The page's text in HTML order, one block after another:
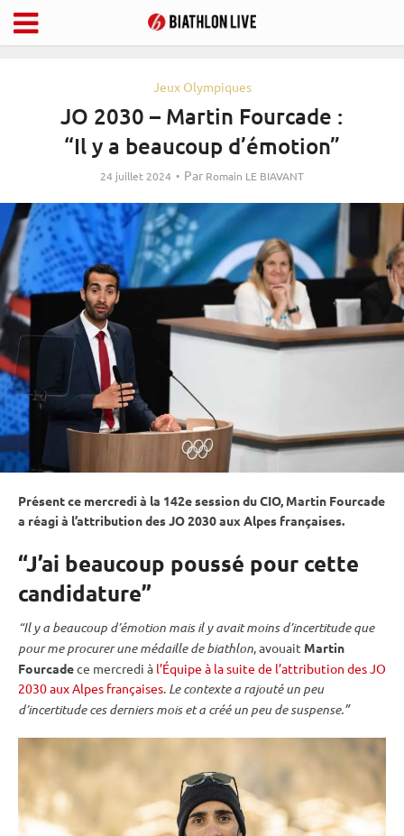
Jeux Olympiques
JO 2030 – Martin Fourcade :
“Il y a beaucoup d’émotion”
24 juillet 2024 Par Romain LE BIAVANT
Présent ce mercredi à la 142e session du CIO, Martin Fourcade
a réagi à l’attribution des JO 2030 aux Alpes françaises.
“J’ai beaucoup poussé pour cette
candidature”
“Il y a beaucoup d’émotion mais il y avait moins d’incertitude que
pour me procurer une médaille de biathlon, avouait Martin
Fourcadece mercredi à l’Équipe à la suite de l’attribution des JO
2030 aux Alpes françaises. Le contexte a rajouté un peu
d’incertitude ces derniers mois et a créé un peu de suspense.”